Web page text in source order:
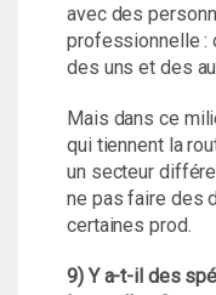
avec des
professionnelle :
des uns et des
Mais dans ce
qui tiennent la
un secteur
ne pas faire des
certaines prod.
9) Y a-t-il des